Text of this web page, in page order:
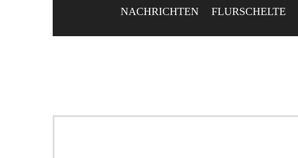
NACHRICHTEN FLURSCHELTE